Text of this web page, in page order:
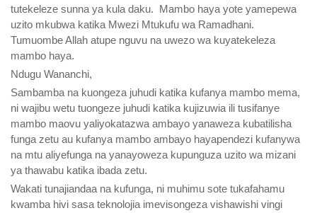
tutekeleze sunna ya kula daku. Mambo haya yote yamepewa
uzito mkubwa katika Mwezi Mtukufu wa Ramadhani.
Tumuombe Allah atupe nguvu na uwezo wa kuyatekeleza
mambo haya.
Ndugu Wananchi,
Sambamba na kuongeza juhudi katika kufanya mambo mema,
ni wajibu wetu tuongeze juhudi katika kujizuwia ili tusifanye
mambo maovu yaliyokatazwa ambayo yanaweza kubatilisha
funga zetu au kufanya mambo ambayo hayapendezi kufanywa
na mtu aliyefunga na yanayoweza kupunguza uzito wa mizani
ya thawabu katika ibada zetu.
Wakati tunajiandaa na kufunga, ni muhimu sote tukafahamu
kwamba hivi sasa teknolojia imevisongeza vishawishi vingi